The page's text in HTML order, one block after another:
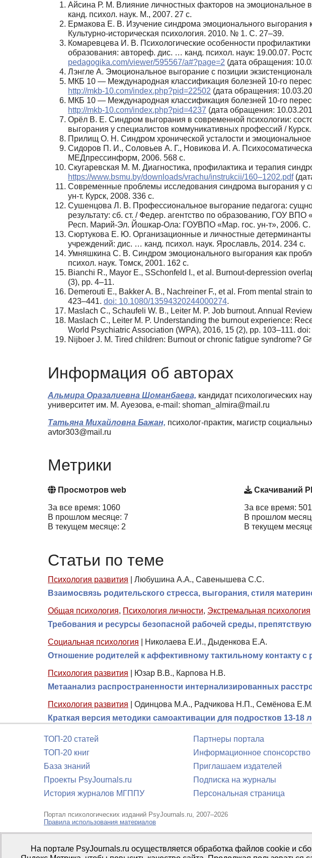
Айсина Р. М. Влияние личностных факторов на эмоциональное
канд. психол. наук. М., 2007. 27 с.
Ермакова Е. В. Изучение синдрома эмоционального выгорания
Культурно-историческая психология. 2010. № 1. С. 27–39.
Комаревцева И. В. Психологические особенности
образования: автореф. дис. … канд. психол. наук: 19.00.07.
pedagogika.com/viewer/595567/a#?page=2 (дата обращения:
Лэнгле А. Эмоциональное выгорание с позиции
МКБ 10 — Международная классификация болезней 10‑го
http://mkb‑10.com/index.php?pid=22502 (дата обращения:
МКБ 10 — Международная классификация болезней 10‑го
http://mkb‑10.com/index.php?pid=4237 (дата обращения:
Орёл В. Е. Синдром выгорания в современной психологии:
выгорания у специалистов коммуникативных профессий /
Прилищ О. Н. Синдром хронической усталости и
Сидоров П. И., Соловьев А. Г., Новикова И. А.
МЕДпрессинформ, 2006. 568 с.
Скугаревская М. М. Диагностика, профилактика и терапия
https://www.bsmu.by/downloads/vrachu/instrukcii/160–1202.pdf
Современные проблемы исследования синдрома выгорания у
ун-т. Курск, 2008. 336 с.
Сушенцова Л. В. Профессиональное выгорание педагога:
результату: сб. ст. / Федер. агентство по образованию, ГОУ
Респ. Марий-Эл. Йошкар-Ола: ГОУВПО «Мар. гос. ун-т», 2006. С.
Сюртукова Е. Ю. Организационные и личностные детерминанты
учреждений: дис. … канд. психол. наук. Ярославль, 2014. 234 с.
Умняшкина С. В. Синдром эмоционального выгорания как
психол. наук. Томск, 2001. 162 с.
Bianchi R., Mayor E., SSchonfeld I., et al. Burnout-depression
(3), pp. 4–11.
Demerouti E., Bakker A. B., Nachreiner F., et al. From mental
423–441. doi: 10.1080/13594320244000274.
Maslach C., Schaufeli W. B., Leiter M. P. Job burnout. Annual
Maslach C., Leiter M. P. Understanding the burnout experience:
World Psychiatric Association (WPA), 2016, 15 (2), pp. 103–111.
Nijboer J. M. Tired children: Burnout or chronic fatigue syndrome?
Информация об авторах
Альмира Оразалиевна Шоманбаева, кандидат психологических
университет им. М. Ауезова, e-mail: shoman_almira@mail.ru
Татьяна Михайловна Бажан, психолог-практик, магистр
avtor303@mail.ru
Метрики
Просмотров web
За все время: 1060
В прошлом месяце: 7
В текущем месяце: 2
Скачиваний
За все время: 501
В прошлом
В текущем
Статьи по теме
Психология развития
Любушина А.А., Савенышева С.С.
Взаимосвязь родительского стресса, выгорания, стиля
Общая психология, Психология личности, Экстремальная психология
Требования и ресурсы безопасной рабочей среды,
Социальная психология
Николаева Е.И., Дыденкова Е.А.
Отношение родителей к аффективному тактильному контакту с
Психология развития
Юзар В.В., Карпова Н.В.
Метаанализ распространенности интернализированных
Психология развития
Одинцова М.А., Радчикова Н.П., Семёнова
Краткая версия методики самоактивации для подростков 13-18
ТОП-20 статей
ТОП-20 книг
База знаний
Проекты PsyJournals.ru
История журналов МГППУ
Партнеры портала
Информационное спонсорство
Приглашаем издателей
Подписка на журналы
Персональная страница
Портал психологических изданий PsyJournals.ru, 2007–2026
Правила использования материалов
Свидетельство регистрации СМИЭл № ФС77-66447 от 14 июля 2016 г.
Издатель:ФГБОУ ВО МГППУ
На портале PsyJournals.ru осуществляется обработка файлов cookie и